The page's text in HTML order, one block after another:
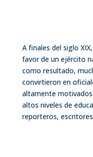
A finales del siglo
favor de un ejército
como resultado,
convirtieron en
altamente
altos niveles de
reporteros,